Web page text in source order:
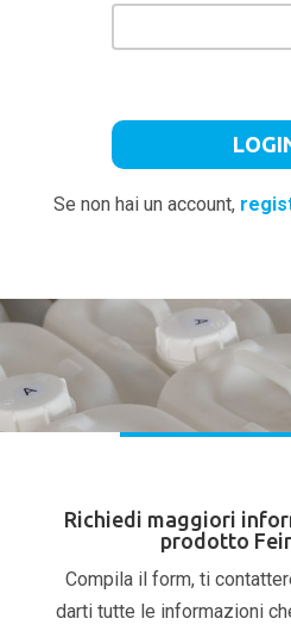
Se non hai un account,
Richiedi maggiori
prodotto
Compila il form, ti
darti tutte le informazioni